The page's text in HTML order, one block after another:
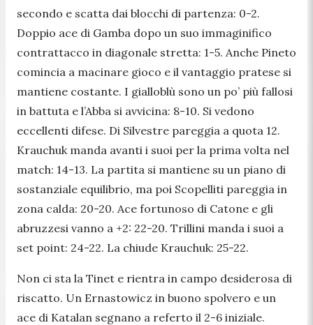
secondo e scatta dai blocchi di partenza: 0-2.
Doppio ace di Gamba dopo un suo immaginifico
contrattacco in diagonale stretta: 1-5. Anche Pineto
comincia a macinare gioco e il vantaggio pratese si
mantiene costante. I gialloblù sono un po’ più fallosi
in battuta e l’Abba si avvicina: 8-10. Si vedono
eccellenti difese. Di Silvestre pareggia a quota 12.
Krauchuk manda avanti i suoi per la prima volta nel
match: 14-13. La partita si mantiene su un piano di
sostanziale equilibrio, ma poi Scopelliti pareggia in
zona calda: 20-20. Ace fortunoso di Catone e gli
abruzzesi vanno a +2: 22-20. Trillini manda i suoi a
set point: 24-22. La chiude Krauchuk: 25-22.
Non ci sta la Tinet e rientra in campo desiderosa di
riscatto. Un Ernastowicz in buono spolvero e un
ace di Katalan segnano a referto il 2-6 iniziale.